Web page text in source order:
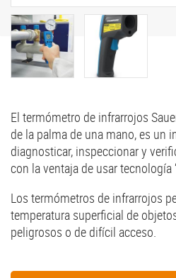
El termómetro de infrarrojos
de la palma de una mano, es un
diagnosticar, inspeccionar y
con la ventaja de usar tecnología
Los termómetros de infrarrojos
temperatura superficial de
peligrosos o de difícil acceso.